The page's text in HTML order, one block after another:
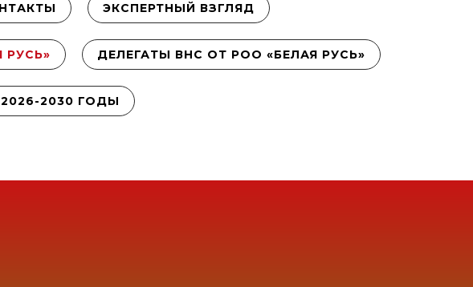
ЭКСПЕРТНЫЙ ВЗГЛЯД
РУСЬ» ДЕЛЕГАТЫ ВНС ОТ РОО «БЕЛАЯ РУСЬ»
2030 ГОДЫ